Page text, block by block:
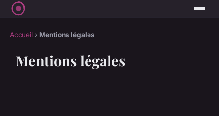
Accueil › Mentions légales
Mentions légales